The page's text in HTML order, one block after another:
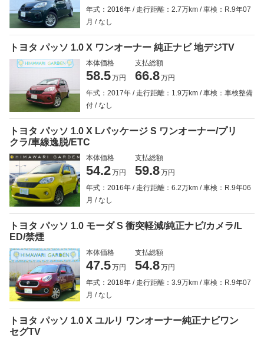
年式：2016年
走行距離：2.7万km
車検：R.9年07
月
なし
トヨタ パッソ 1.0 X ワンオーナー 純正ナビ 地デジTV
本体価格
58.5万円
支払総額
66.8万円
年式：2017年
走行距離：1.9万km
車検：車検整備
付
なし
トヨタ パッソ 1.0 X Lパッケージ S ワンオーナー/プリ
クラ/車線逸脱/ETC
本体価格
54.2万円
支払総額
59.8万円
年式：2016年
走行距離：6.2万km
車検：R.9年06
月
なし
トヨタ パッソ 1.0 モーダ S 衝突軽減/純正ナビ/カメラ/L
ED/禁煙
本体価格
47.5万円
支払総額
54.8万円
年式：2018年
走行距離：3.9万km
車検：R.9年07
月
なし
トヨタ パッソ 1.0 X ユルリ ワンオーナー純正ナビワン
セグTV